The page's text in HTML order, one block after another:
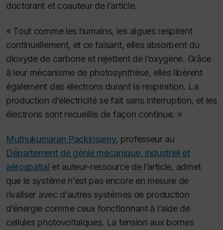
doctorant et coauteur de l’article.
« Tout comme les humains, les algues respirent
continuellement, et ce faisant, elles absorbent du
dioxyde de carbone et rejettent de l’oxygène. Grâce
à leur mécanisme de photosynthèse, elles libèrent
également des électrons durant la respiration. La
production d’électricité se fait sans interruption, et les
électrons sont recueillis de façon continue. »
Muthukumaran Packirisamy, professeur au
Département de génie mécanique, industriel et
aérospatial et auteur-ressource de l’article, admet
que le système n’est pas encore en mesure de
rivaliser avec d’autres systèmes de production
d’énergie comme ceux fonctionnant à l’aide de
cellules photovoltaïques. La tension aux bornes